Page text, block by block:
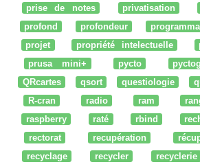
prise de notes
privatisation
profond
profondeur
projet
propriété intelectuelle
prusa mini+
pycto
QRcartes
qsort questiologie
R-cran
radio ram
raspberry
raté rbind
rectorat
recupération
recyclage
recycler recyclerie